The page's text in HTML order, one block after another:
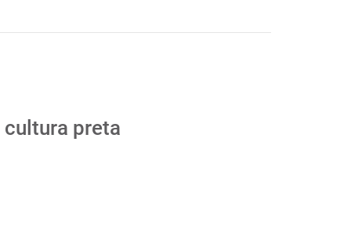
cultura preta